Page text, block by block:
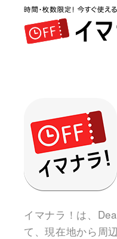
イマナラ！は、
て、現在地から周